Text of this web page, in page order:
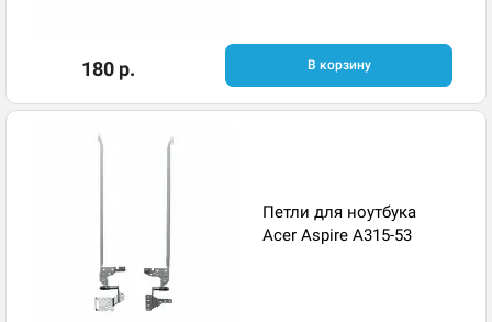
180 р. В корзину
Петли для ноутбука
Acer Aspire A315-53